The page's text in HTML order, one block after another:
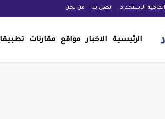
اتفاقية الاستخدام اتصل بنا من نحن
الرئيسية الاخبار مواقع مقارنات